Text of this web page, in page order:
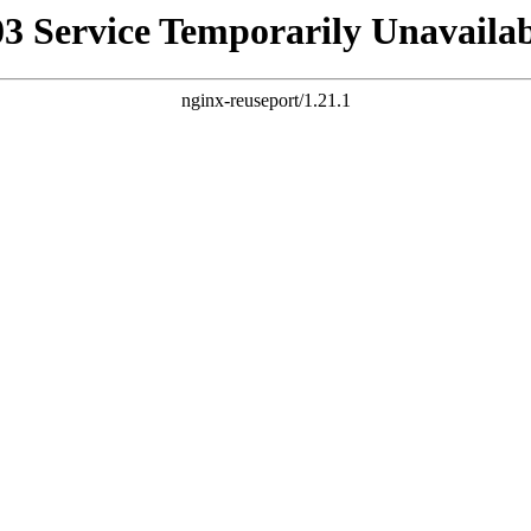
Service Temporarily
nginx-reuseport/1.21.1